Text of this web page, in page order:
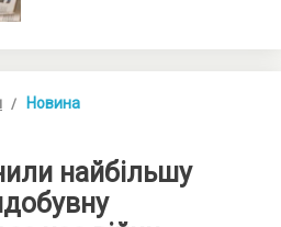
Новина
найбільшу